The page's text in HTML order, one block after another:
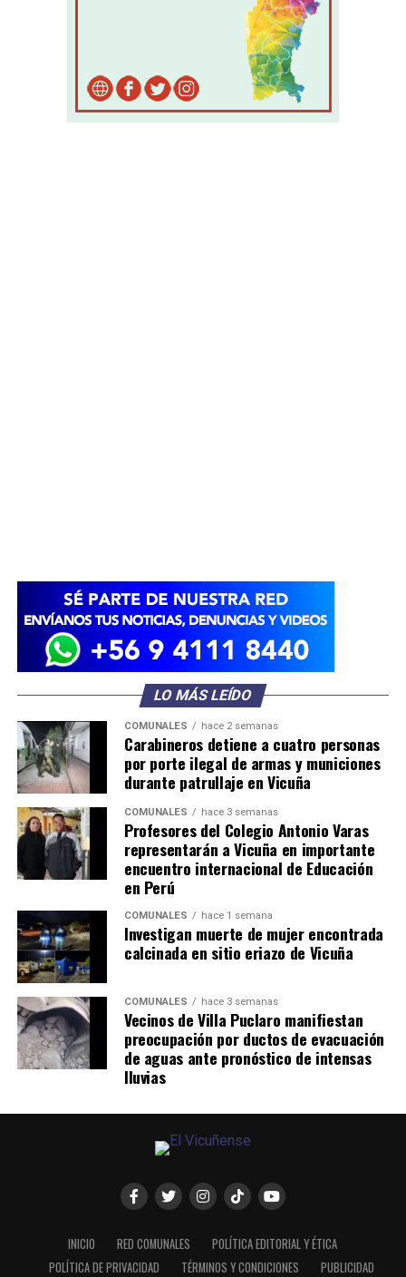
LO MÁS LEÍDO
COMUNALES hace 2 semanas
Carabineros detiene a cuatro personas
por porte ilegal de armas y municiones
durante patrullaje en Vicuña
COMUNALES hace 3 semanas
Profesores del Colegio Antonio Varas
representarán a Vicuña en importante
encuentro internacional de Educación
en Perú
COMUNALES hace 1 semana
Investigan muerte de mujer encontrada
calcinada en sitio eriazo de Vicuña
COMUNALES hace 3 semanas
Vecinos de Villa Puclaro manifiestan
preocupación por ductos de evacuación
de aguas ante pronóstico de intensas
lluvias
INICIO RED COMUNALES
POLÍTICA EDITORIAL Y ÉTICA
POLÍTICA DE PRIVACIDAD
TÉRMINOS Y CONDICIONES PUBLICIDAD